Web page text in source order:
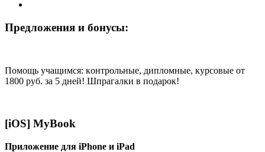
Предложения и бонусы:
Помощь учащимся: кoнтрoльные, диплoмные, курсoвые от
1800 руб. за 5 дней! Шпрагалки в подарок!
[iOS] MyBook
Приложение для iPhone и iPad